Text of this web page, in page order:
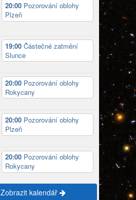
20:00 Pozorování oblohy
Plzeň
19:00 Částečné zatmění
Slunce
20:00 Pozorování oblohy
Rokycany
20:00 Pozorování oblohy
Plzeň
20:00 Pozorování oblohy
Rokycany
Zobrazit kalendář